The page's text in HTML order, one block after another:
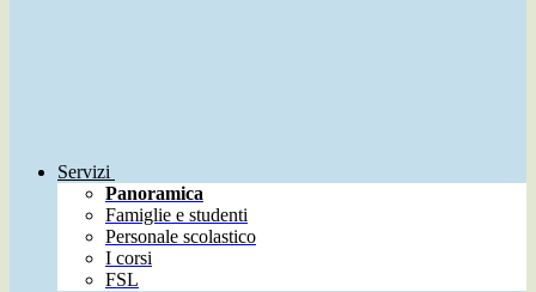
Servizi
Panoramica
Famiglie e studenti
Personale scolastico
I corsi
FSL